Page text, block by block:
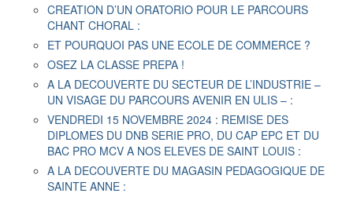
CREATION D’UN ORATORIO POUR LE PARCOURS
CHANT CHORAL :
ET POURQUOI PAS UNE ECOLE DE COMMERCE ?
OSEZ LA CLASSE PREPA !
A LA DECOUVERTE DU SECTEUR DE L’INDUSTRIE –
UN VISAGE DU PARCOURS AVENIR EN ULIS – :
VENDREDI 15 NOVEMBRE 2024 : REMISE DES
DIPLOMES DU DNB SERIE PRO, DU CAP EPC ET DU
BAC PRO MCV A NOS ELEVES DE SAINT LOUIS :
A LA DECOUVERTE DU MAGASIN PEDAGOGIQUE DE
SAINTE ANNE :